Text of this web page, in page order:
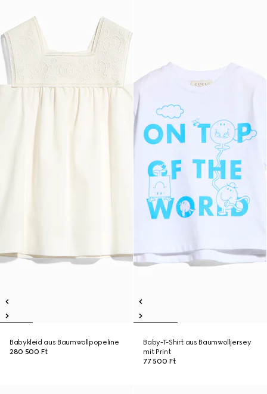
Babykleid aus Baumwollpopeline
280 500 Ft
Baby-T-Shirt aus Baumwolljersey
mit Print
77 500 Ft